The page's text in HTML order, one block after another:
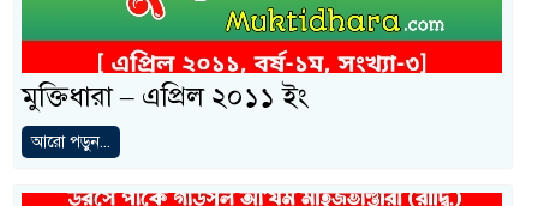
মুক্তিধারা – এপ্রিল ২০১১ ইং
আরো পড়ুন...